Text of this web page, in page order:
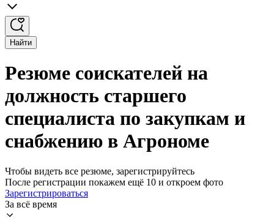
Найти
Резюме соискателей на
должность старшего
специалиста по закупкам и
снабжению в Агрономе
Чтобы видеть все резюме, зарегистрируйтесь
После регистрации покажем ещё 10 и откроем фото
Зарегистрироваться
За всё время